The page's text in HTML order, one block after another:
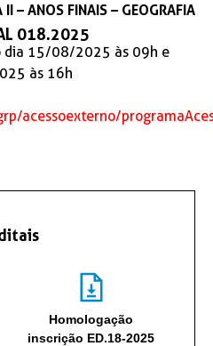
– ANOS FINAIS – GEOGRAFIA
018.2025
dia 15/08/2025 às 09h e
às 16h
acessoexterno/
Homologação
inscrição ED.18-2025